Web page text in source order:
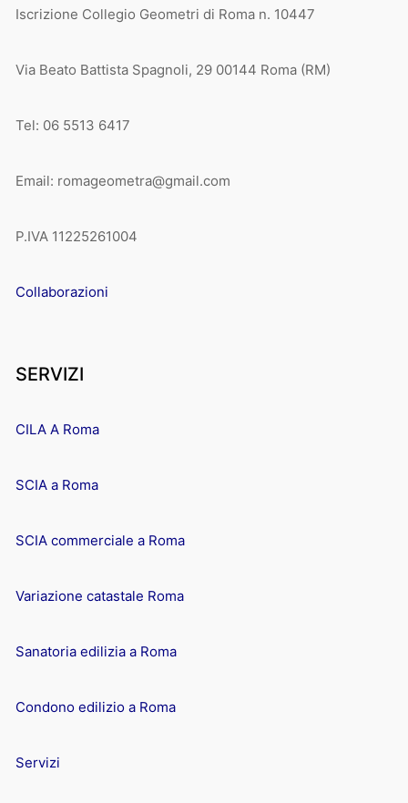
Iscrizione Collegio Geometri di Roma n. 10447
Via Beato Battista Spagnoli, 29 00144 Roma (RM)
Tel: 06 5513 6417
Email: romageometra@gmail.com
P.IVA 11225261004
Collaborazioni
SERVIZI
CILA A Roma
SCIA a Roma
SCIA commerciale a Roma
Variazione catastale Roma
Sanatoria edilizia a Roma
Condono edilizio a Roma
Servizi